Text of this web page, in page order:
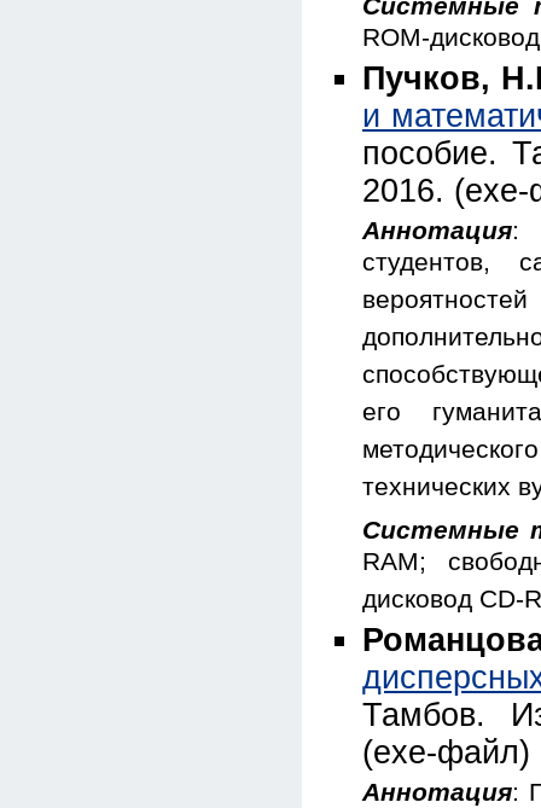
ROM-
Пучков,
и
пособие.
2016.
Аннотация:
студентов,
его
технических
Системные
RAM;
дисковод
Тамбов.
(exe-файл)
Аннотация: